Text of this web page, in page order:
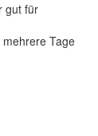
gut für
Tage